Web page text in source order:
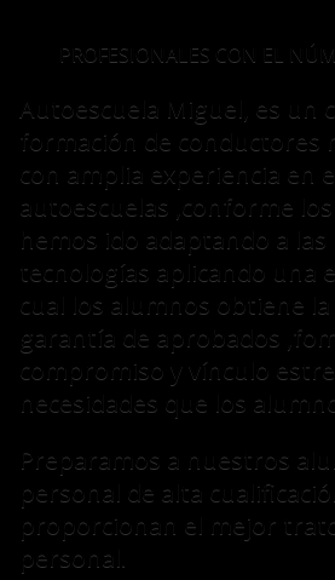
PROFESIONALES CON EL
Autoescuela Miguel, es un
formación de conductores
con amplia experiencia en
autoescuelas ,conforme
hemos ido adaptando a las
tecnologías aplicando una
cual los alumnos obtiene
garantía de aprobados
compromiso y vínculo
necesidades que los
Preparamos a nuestros
personal de alta
proporcionan el mejor
personal.